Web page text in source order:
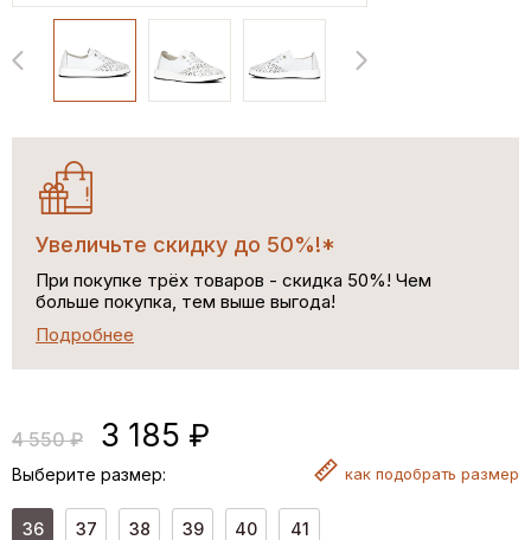
Увеличьте скидку до 50%!*
При покупке трёх товаров - скидка 50%! Чем
больше покупка, тем выше выгода!
Подробнее
4 550 ₽ 3 185 ₽
Выберите размер: как подобрать размер
36 37 38 39 40 41